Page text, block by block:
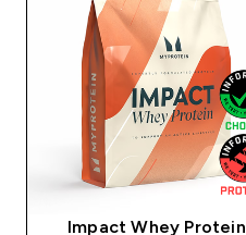
Impact Whey Protein